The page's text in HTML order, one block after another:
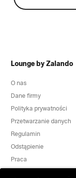
Lounge by Zalando
O nas
Dane firmy
Polityka prywatności
Przetwarzanie danych
Regulamin
Odstąpienie
Praca